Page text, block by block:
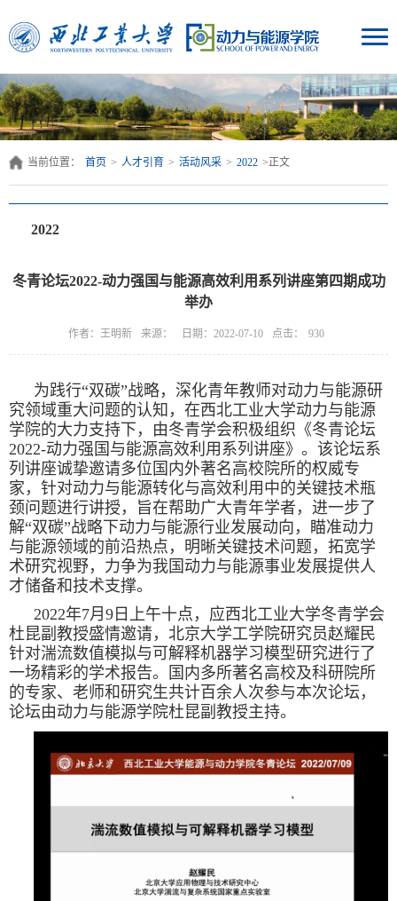
当前位置： 首页 > 人才引育 > 活动风采 > 2022 >正文
2022
冬青论坛2022-动力强国与能源高效利用系列讲座第四期成功
举办
作者：王明新 来源： 日期：2022-07-10 点击： 930
为践行“双碳”战略，深化青年教师对动力与能源研
究领域重大问题的认知，在西北工业大学动力与能源
学院的大力支持下，由冬青学会积极组织《冬青论坛
2022-动力强国与能源高效利用系列讲座》。该论坛系
列讲座诚挚邀请多位国内外著名高校院所的权威专
家，针对动力与能源转化与高效利用中的关键技术瓶
颈问题进行讲授，旨在帮助广大青年学者，进一步了
解“双碳”战略下动力与能源行业发展动向，瞄准动力
与能源领域的前沿热点，明晰关键技术问题，拓宽学
术研究视野，力争为我国动力与能源事业发展提供人
才储备和技术支撑。
2022年7月9日上午十点，应西北工业大学冬青学会
杜昆副教授盛情邀请，北京大学工学院研究员赵耀民
针对湍流数值模拟与可解释机器学习模型研究进行了
一场精彩的学术报告。国内多所著名高校及科研院所
的专家、老师和研究生共计百余人次参与本次论坛，
论坛由动力与能源学院杜昆副教授主持。